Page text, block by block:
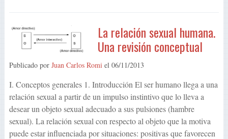
La relación sexual humana.
Una revisión conceptual
Publicado por Juan Carlos Romi el 06/11/2013
I. Conceptos generales 1. Introducción El ser humano llega a una
relación sexual a partir de un impulso instintivo que lo lleva a
desear un objeto sexual adecuado a sus pulsiones (hambre
sexual). La relación sexual con respecto al objeto que la motiva
puede estar influenciada por situaciones: positivas que favorecen